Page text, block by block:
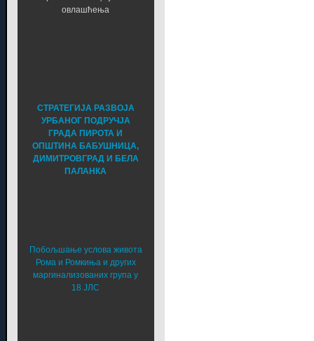
овлашћења
СТРАТЕГИЈА РАЗВОЈА
УРБАНОГ ПОДРУЧЈА
ГРАДА ПИРОТА И
ОПШТИНА БАБУШНИЦА,
ДИМИТРОВГРАД И БЕЛА
ПАЛАНКА
Побољшање услова живота
Рома и Ромкиња и других
маргинализованих група у
18 ЈЛС